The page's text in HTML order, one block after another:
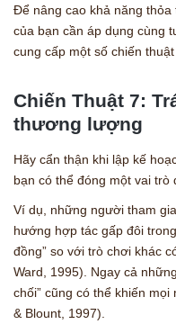
Để nâng cao khả năng
của bạn cần áp dụng cùng
cung cấp một số chiến
Chiến Thuật 7:
thương lượng
Hãy cẩn thận khi lập kế
bạn có thể đóng một vai trò
Ví dụ, những người tham
hướng hợp tác gấp đôi
đồng” so với trò chơi khác
Ward, 1995). Ngay cả
chối” cũng có thể khiến
& Blount, 1997).